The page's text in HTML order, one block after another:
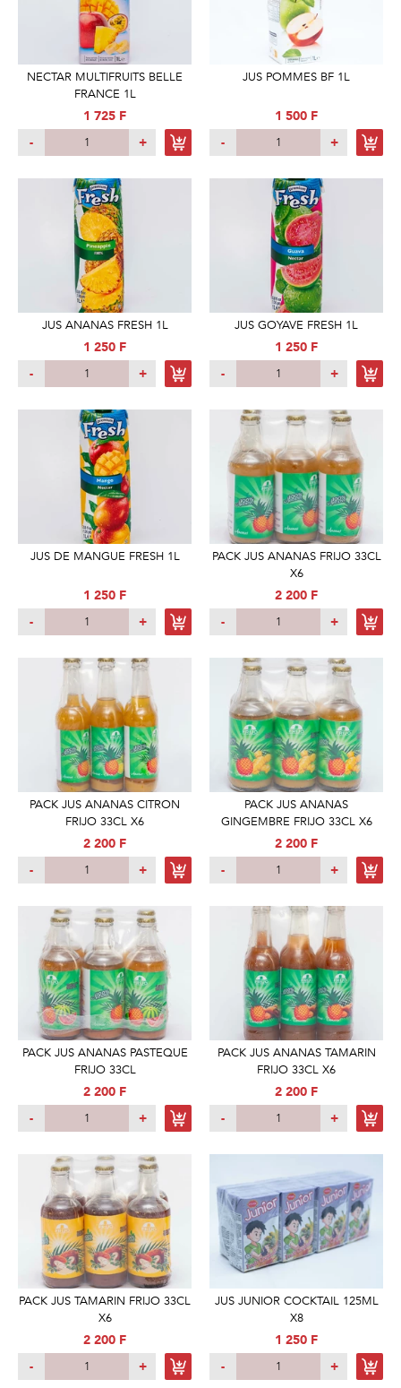
NECTAR MULTIFRUITS BELLE
FRANCE 1L
1 725 F
-
+
JUS POMMES BF 1L
1 500 F
-
+
JUS ANANAS FRESH 1L
1 250 F
-
+
JUS GOYAVE FRESH 1L
1 250 F
-
+
JUS DE MANGUE FRESH 1L
1 250 F
-
+
PACK JUS ANANAS FRIJO 33CL
X6
2 200 F
-
+
PACK JUS ANANAS CITRON
FRIJO 33CL X6
2 200 F
-
+
PACK JUS ANANAS
GINGEMBRE FRIJO 33CL X6
2 200 F
-
+
PACK JUS ANANAS PASTEQUE
FRIJO 33CL
2 200 F
-
+
PACK JUS ANANAS TAMARIN
FRIJO 33CL X6
2 200 F
-
+
PACK JUS TAMARIN FRIJO 33CL
X6
2 200 F
-
+
JUS JUNIOR COCKTAIL 125ML
X8
1 250 F
-
+